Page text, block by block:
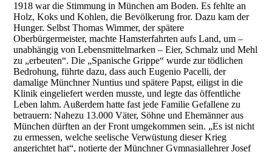
1918 war die Stimmung in München am Boden. Es fehlte an
Holz, Koks und Kohlen, die Bevölkerung fror. Dazu kam der
Hunger. Selbst Thomas Wimmer, der spätere
Oberbürgermeister, machte Hamsterfahrten aufs Land, um –
unabhängig von Lebensmittelmarken – Eier, Schmalz und Mehl
zu „erbeuten“. Die „Spanische Grippe“ wurde zur tödlichen
Bedrohung, führte dazu, dass auch Eugenio Pacelli, der
damalige Münchner Nuntius und spätere Papst, eiligst in die
Klinik eingeliefert werden musste, und legte das öffentliche
Leben lahm. Außerdem hatte fast jede Familie Gefallene zu
betrauern: Nahezu 13.000 Väter, Söhne und Ehemänner aus
München dürften an der Front umgekommen sein. „Es ist nicht
zu ermessen, welche seelische Verwüstung dieser Krieg
angerichtet hat“, notierte der Münchner Gymnasiallehrer Josef